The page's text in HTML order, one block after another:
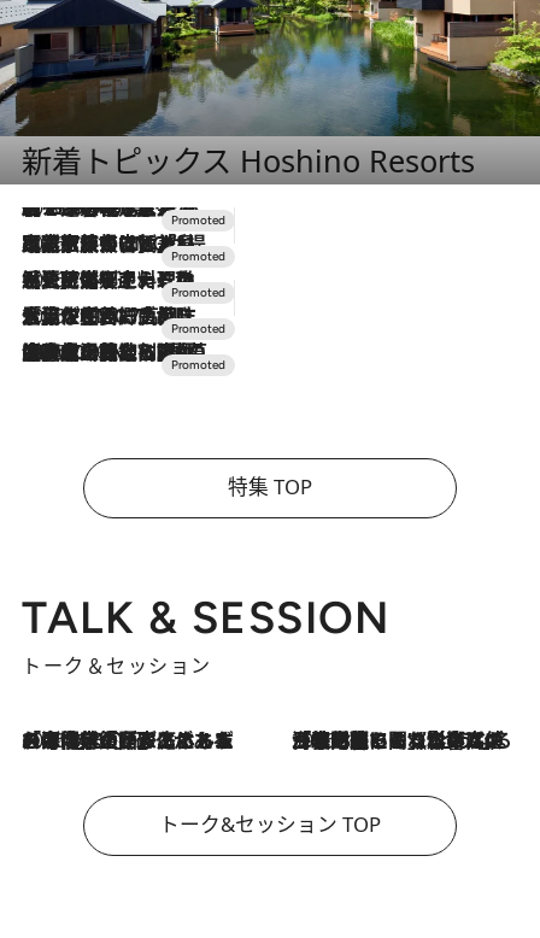
新着トピックス Hoshino Resorts
2026.8.7
【トンボの足水浴】ヒノキの香りに包まれて涼感マックス！約13℃の湧水かけ流しを避暑地「星野温泉 トンボの湯」で体験
2026.7.31
【ホテル帰省】という選択肢をOMOが提案。家族とほどよい距離を保つには「昼は実家、夜は気兼ねなくホテルで！」
2026.7.24
【夏限定ディナーコース】旬を迎える稚鮎や花ズッキーニなどをイタリア・トスカーナの郷土料理の手法で満喫！
2026.7.17
「土佐和ハーブかき氷」がOMO7高知に登場！生姜、山椒、大葉など目にも舌にも涼を呼ぶ郷土の味
2026.7.10
NEW OPEN！【界 草津】名湯の地に誕生。趣の異なる2種の温泉と上州ならではの会席・蕎麦割烹など美食を味わう究極の癒やし旅
特集 TOP
TALK & SESSION
トーク＆セッション
2026.8.3
「今後値上げがあるとすれば…」「リスクがあるのは今年の冬」エネルギー専門家が語る、ホルムズ海峡封鎖が家庭にもたらす“ある心配” 2026.8.3
「住宅建てられない…」「サーチャージ料の高値が続いている」ホルムズ海峡封鎖による影響はいつまで続く？《エネルギー専門家に聞く“どうなる日本の暮らし”》
トーク&セッション TOP